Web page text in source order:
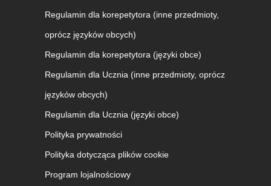
Regulamin dla korepetytora (inne przedmioty,
oprócz języków obcych)
Regulamin dla korepetytora (języki obce)
Regulamin dla Ucznia (inne przedmioty, oprócz
języków obcych)
Regulamin dla Ucznia (języki obce)
Polityka prywatności
Polityka dotycząca plików cookie
Program lojalnościowy